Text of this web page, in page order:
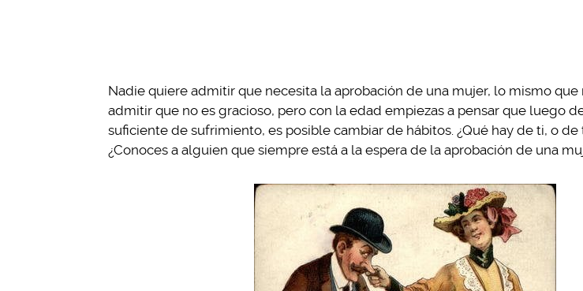
Nadie quiere admitir que necesita la aprobación de una mujer, lo mismo que
admitir que no es gracioso, pero con la edad empiezas a pensar que luego
suficiente de sufrimiento, es posible cambiar de hábitos. ¿Qué hay de ti, o de
¿Conoces a alguien que siempre está a la espera de la aprobación de una